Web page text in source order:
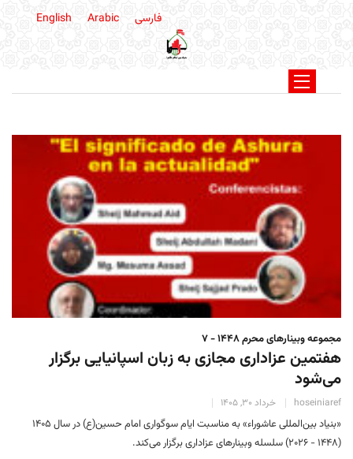
فارسی English Arabic
مجموعه وبینارهای محرم 1448 - 7
هفتمین عزاداری مجازی به زبان اسپانیایی برگزار
می‌شود
hoseiniaref خرداد 30, 1405
«بنیاد بین‌المللی عاشوراء» به مناسبت ایام سوگواری امام حسین(ع) در سال ۱۴۰۵
(۱۴۴۸ - 2026) سلسله وبینارهای عزاداری برگزار می‌کند.